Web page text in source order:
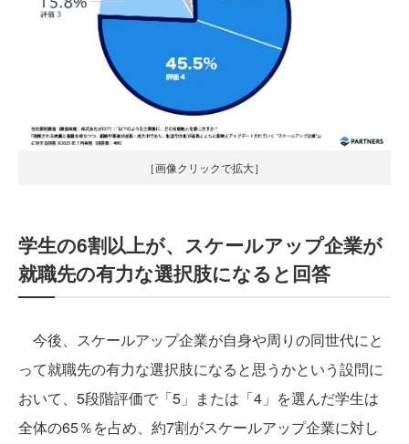
［画像クリックで拡大］
学生の6割以上が、スケールアップ企業が
就職先の有力な選択肢になると回答
今後、スケールアップ企業が自身や周りの同世代にと
って就職先の有力な選択肢になると思うかという設問に
おいて、5段階評価で「5」または「4」を選んだ学生は
全体の65％を占め、約7割がスケールアップ企業に対し